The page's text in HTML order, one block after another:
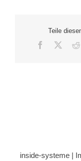
Teile
Facebook
inside-systeme |